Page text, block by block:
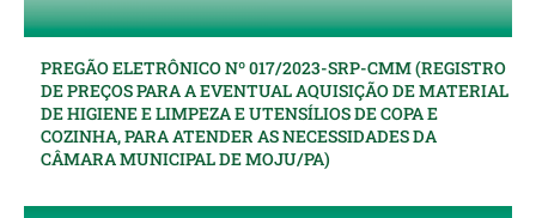
PREGÃO ELETRÔNICO Nº 017/2023-SRP-CMM (REGISTRO
DE PREÇOS PARA A EVENTUAL AQUISIÇÃO DE MATERIAL
DE HIGIENE E LIMPEZA E UTENSÍLIOS DE COPA E
COZINHA, PARA ATENDER AS NECESSIDADES DA
CÂMARA MUNICIPAL DE MOJU/PA)